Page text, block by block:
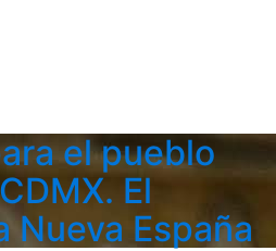
el pueblo
El
Nueva España